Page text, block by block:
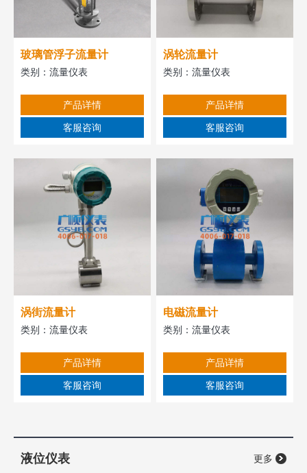
玻璃管浮子流量计
类别： 流量仪表
产品详情
客服咨询
涡轮流量计
类别：流量仪表
产品详情
客服咨询
涡街流量计
类别： 流量仪表
产品详情
客服咨询
电磁流量计
类别：流量仪表
产品详情
客服咨询
液位仪表 更多